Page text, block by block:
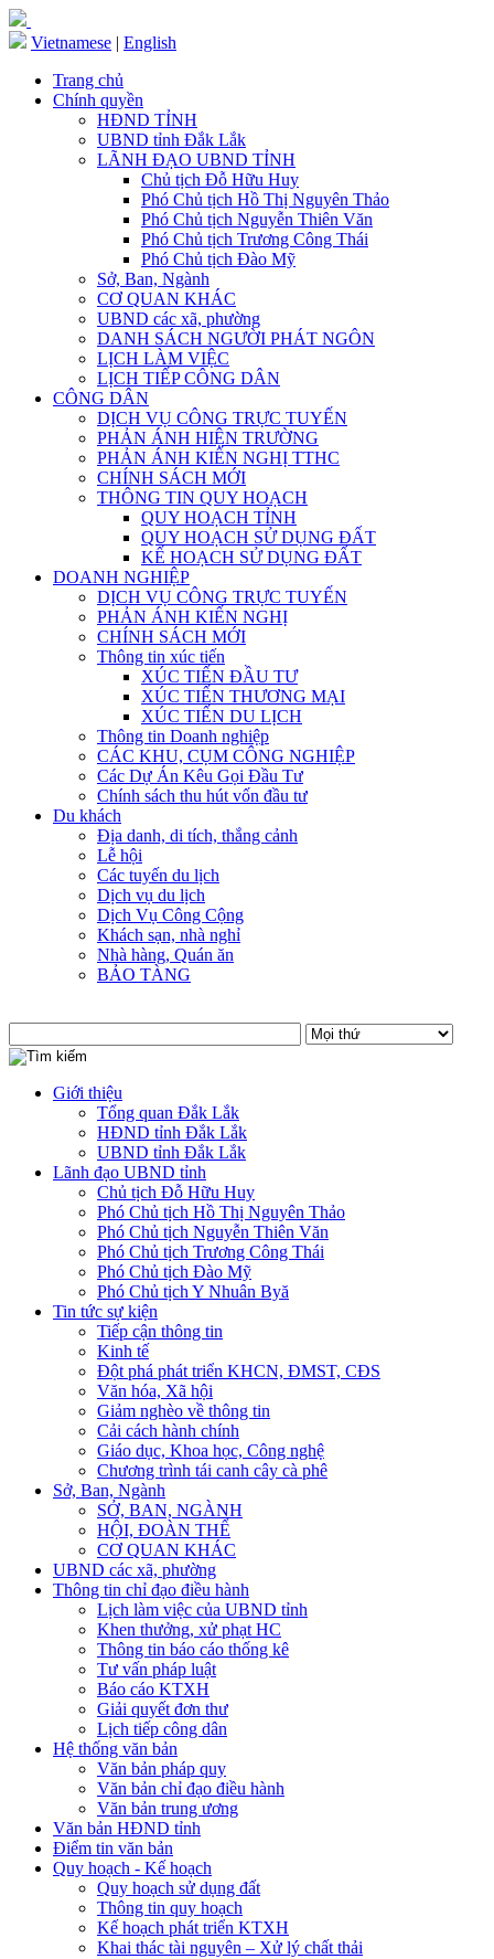
Vietnamese | English
Trang chủ
Chính quyền
HĐND TỈNH
UBND tỉnh Đắk Lắk
LÃNH ĐẠO UBND TỈNH
Chủ tịch Đỗ Hữu Huy
Phó Chủ tịch Hồ Thị Nguyên Thảo
Phó Chủ tịch Nguyễn Thiên Văn
Phó Chủ tịch Trương Công Thái
Phó Chủ tịch Đào Mỹ
Sở, Ban, Ngành
CƠ QUAN KHÁC
UBND các xã, phường
DANH SÁCH NGƯỜI PHÁT NGÔN
LỊCH LÀM VIỆC
LỊCH TIẾP CÔNG DÂN
CÔNG DÂN
DỊCH VỤ CÔNG TRỰC TUYẾN
PHẢN ÁNH HIỆN TRƯỜNG
PHẢN ÁNH KIẾN NGHỊ TTHC
CHÍNH SÁCH MỚI
THÔNG TIN QUY HOẠCH
QUY HOẠCH TỈNH
QUY HOẠCH SỬ DỤNG ĐẤT
KẾ HOẠCH SỬ DỤNG ĐẤT
DOANH NGHIỆP
DỊCH VỤ CÔNG TRỰC TUYẾN
PHẢN ÁNH KIẾN NGHỊ
CHÍNH SÁCH MỚI
Thông tin xúc tiến
XÚC TIẾN ĐẦU TƯ
XÚC TIẾN THƯƠNG MẠI
XÚC TIẾN DU LỊCH
Thông tin Doanh nghiệp
CÁC KHU, CỤM CÔNG NGHIỆP
Các Dự Án Kêu Gọi Đầu Tư
Chính sách thu hút vốn đầu tư
Du khách
Địa danh, di tích, thắng cảnh
Lễ hội
Các tuyến du lịch
Dịch vụ du lịch
Dịch Vụ Công Cộng
Khách sạn, nhà nghỉ
Nhà hàng, Quán ăn
BẢO TÀNG
Giới thiệu
Tổng quan Đắk Lắk
HĐND tỉnh Đắk Lắk
UBND tỉnh Đắk Lắk
Lãnh đạo UBND tỉnh
Chủ tịch Đỗ Hữu Huy
Phó Chủ tịch Hồ Thị Nguyên Thảo
Phó Chủ tịch Nguyễn Thiên Văn
Phó Chủ tịch Trương Công Thái
Phó Chủ tịch Đào Mỹ
Phó Chủ tịch Y Nhuân Byă
Tin tức sự kiện
Tiếp cận thông tin
Kinh tế
Đột phá phát triển KHCN, ĐMST, CĐS
Văn hóa, Xã hội
Giảm nghèo về thông tin
Cải cách hành chính
Giáo dục, Khoa học, Công nghệ
Chương trình tái canh cây cà phê
Sở, Ban, Ngành
SỞ, BAN, NGÀNH
HỘI, ĐOÀN THỂ
CƠ QUAN KHÁC
UBND các xã, phường
Thông tin chỉ đạo điều hành
Lịch làm việc của UBND tỉnh
Khen thưởng, xử phạt HC
Thông tin báo cáo thống kê
Tư vấn pháp luật
Báo cáo KTXH
Giải quyết đơn thư
Lịch tiếp công dân
Hệ thống văn bản
Văn bản pháp quy
Văn bản chỉ đạo điều hành
Văn bản trung ương
Văn bản HĐND tỉnh
Điểm tin văn bản
Quy hoạch - Kế hoạch
Quy hoạch sử dụng đất
Thông tin quy hoạch
Kế hoạch phát triển KTXH
Khai thác tài nguyên – Xử lý chất thải